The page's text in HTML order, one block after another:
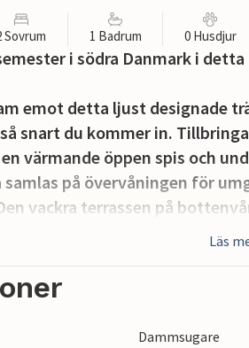
Sovrum 1 Badrum 0 Husdjur
i södra Danmark i
emot detta ljust designade
snart du kommer in.
värmande öppen spis och
samlas på övervåningen för
vackra terrassen på
göra upp planer för den
du ta din strandväska och
Falster och hela ön längs de
Läs
Dammsugare